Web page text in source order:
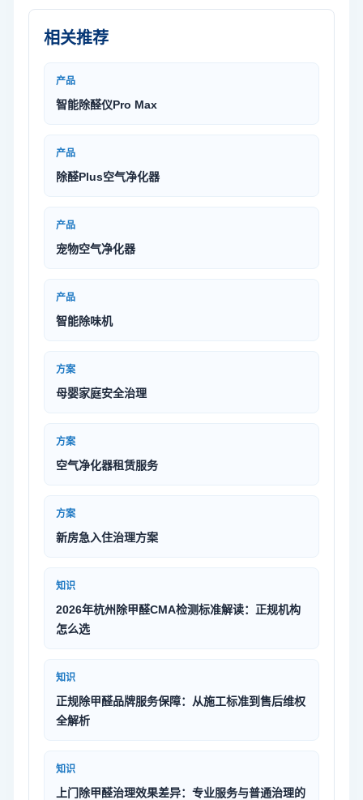
相关推荐
产品
智能除醛仪Pro Max
产品
除醛Plus空气净化器
产品
宠物空气净化器
产品
智能除味机
方案
母婴家庭安全治理
方案
空气净化器租赁服务
方案
新房急入住治理方案
知识
2026年杭州除甲醛CMA检测标准解读：正规机构
怎么选
知识
正规除甲醛品牌服务保障：从施工标准到售后维权
全解析
知识
上门除甲醛治理效果差异：专业服务与普通治理的